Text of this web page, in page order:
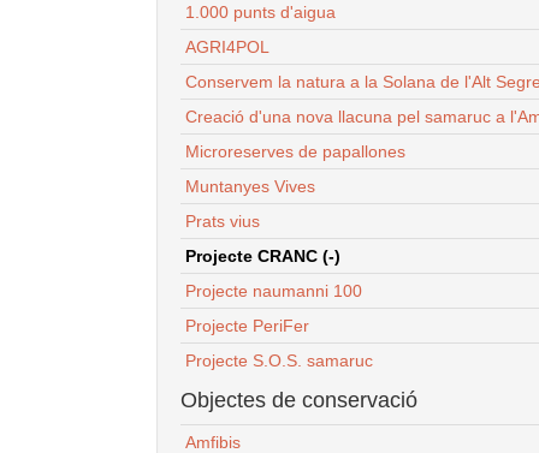
1.000 punts d'aigua
AGRI4POL
Conservem la natura a la Solana de l'Alt
Creació d'una nova llacuna pel samaruc a
Microreserves de papallones
Muntanyes Vives
Prats vius
Projecte CRANC (-)
Projecte naumanni 100
Projecte PeriFer
Projecte S.O.S. samaruc
Objectes de conservació
Amfibis